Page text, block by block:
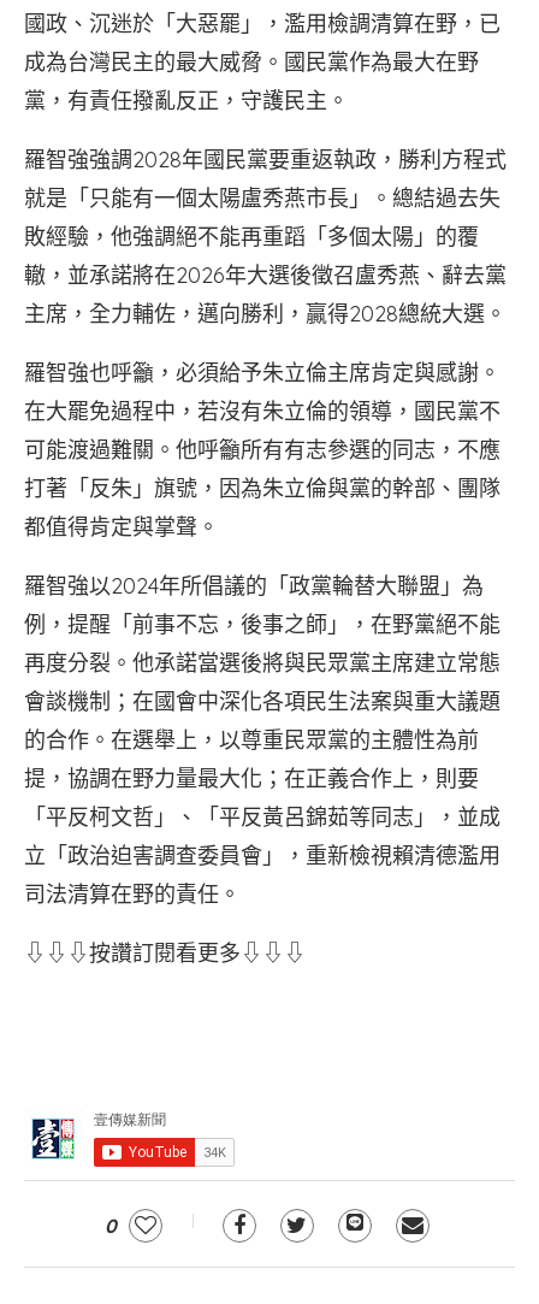
國政、沉迷於「大惡罷」，濫用檢調清算在野，已
成為台灣民主的最大威脅。國民黨作為最大在野
黨，有責任撥亂反正，守護民主。
羅智強強調2028年國民黨要重返執政，勝利方程式
就是「只能有一個太陽盧秀燕市長」。總結過去失
敗經驗，他強調絕不能再重蹈「多個太陽」的覆
轍，並承諾將在2026年大選後徵召盧秀燕、辭去黨
主席，全力輔佐，邁向勝利，贏得2028總統大選。
羅智強也呼籲，必須給予朱立倫主席肯定與感謝。
在大罷免過程中，若沒有朱立倫的領導，國民黨不
可能渡過難關。他呼籲所有有志參選的同志，不應
打著「反朱」旗號，因為朱立倫與黨的幹部、團隊
都值得肯定與掌聲。
羅智強以2024年所倡議的「政黨輪替大聯盟」為
例，提醒「前事不忘，後事之師」，在野黨絕不能
再度分裂。他承諾當選後將與民眾黨主席建立常態
會談機制；在國會中深化各項民生法案與重大議題
的合作。在選舉上，以尊重民眾黨的主體性為前
提，協調在野力量最大化；在正義合作上，則要
「平反柯文哲」、「平反黃呂錦茹等同志」，並成
立「政治迫害調查委員會」，重新檢視賴清德濫用
司法清算在野的責任。
⇩⇩⇩按讚訂閱看更多⇩⇩⇩
0